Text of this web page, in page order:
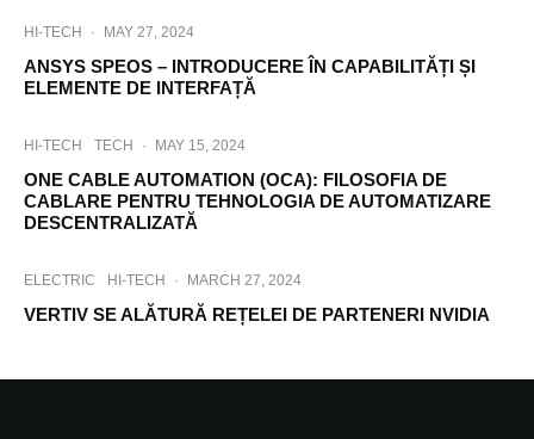
HI-TECH · MAY 27, 2024
ANSYS SPEOS – INTRODUCERE ÎN CAPABILITĂȚI ȘI
ELEMENTE DE INTERFAȚĂ
HI-TECH TECH · MAY 15, 2024
ONE CABLE AUTOMATION (OCA): FILOSOFIA DE
CABLARE PENTRU TEHNOLOGIA DE AUTOMATIZARE
DESCENTRALIZATĂ
ELECTRIC HI-TECH · MARCH 27, 2024
VERTIV SE ALĂTURĂ REȚELEI DE PARTENERI NVIDIA